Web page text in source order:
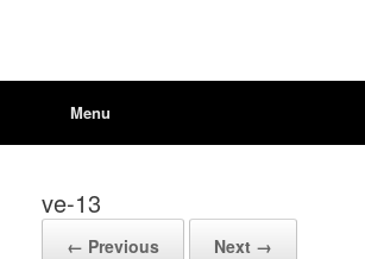
Menu
ve-13
← Previous Next →